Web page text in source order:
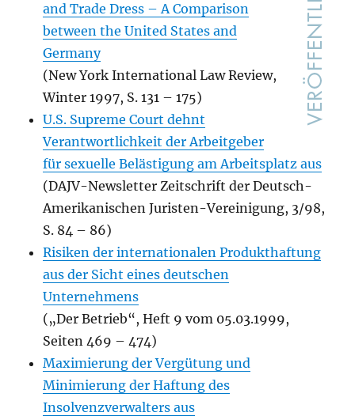
and Trade Dress – A Comparison
between the United States and
Germany
(New York International Law Review,
Winter 1997, S. 131 – 175)
U.S. Supreme Court dehnt
Verantwortlichkeit der Arbeitgeber
für sexuelle Belästigung am Arbeitsplatz aus
(DAJV-Newsletter Zeitschrift der Deutsch-
Amerikanischen Juristen-Vereinigung, 3/98,
S. 84 – 86)
Risiken der internationalen Produkthaftung
aus der Sicht eines deutschen
Unternehmens
(„Der Betrieb“, Heft 9 vom 05.03.1999,
Seiten 469 – 474)
Maximierung der Vergütung und
Minimierung der Haftung des
Insolvenzverwalters aus